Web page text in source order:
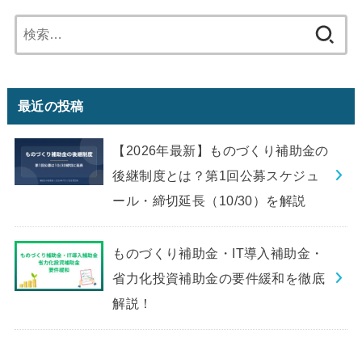
索:
最近の投稿
【2026年最新】ものづくり補助金の
後継制度とは？第1回公募スケジュ
ール・締切延長（10/30）を解説
ものづくり補助金・IT導入補助金・
省力化投資補助金の要件緩和を徹底
解説！